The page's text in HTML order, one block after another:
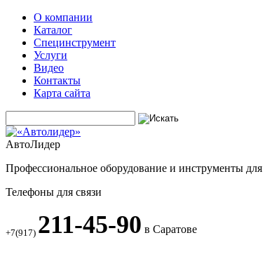
О компании
Каталог
Специнструмент
Услуги
Видео
Контакты
Карта сайта
АвтоЛидер
Профессиональное оборудование и инструменты
Телефоны для связи
+7(917) 211-45-90 в Саратове